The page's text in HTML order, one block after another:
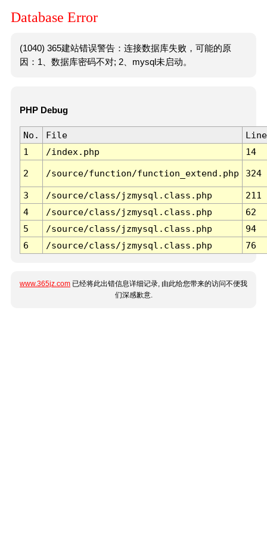
Database Error
(1040) 365建站错误警告：连接数据库失败，可能的原
因：1、数据库密码不对; 2、mysql未启动。
PHP Debug
No. File
Line
1
/index.php 14
2 /source/function/function_extend.php 324
3 /source/class/jzmysql.class.php
211
4
/source/class/jzmysql.class.php
62
5
/source/class/jzmysql.class.php
94
6
/source/class/jzmysql.class.php 76
www.365jz.com 已经将此出错信息详细记录, 由此给您带来的访问不便我
们深感歉意.